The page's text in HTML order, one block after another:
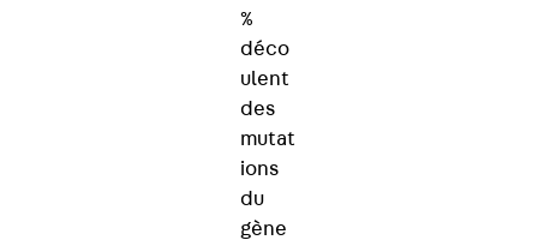
%
déco
ulent
des
mutat
ions
du
gène